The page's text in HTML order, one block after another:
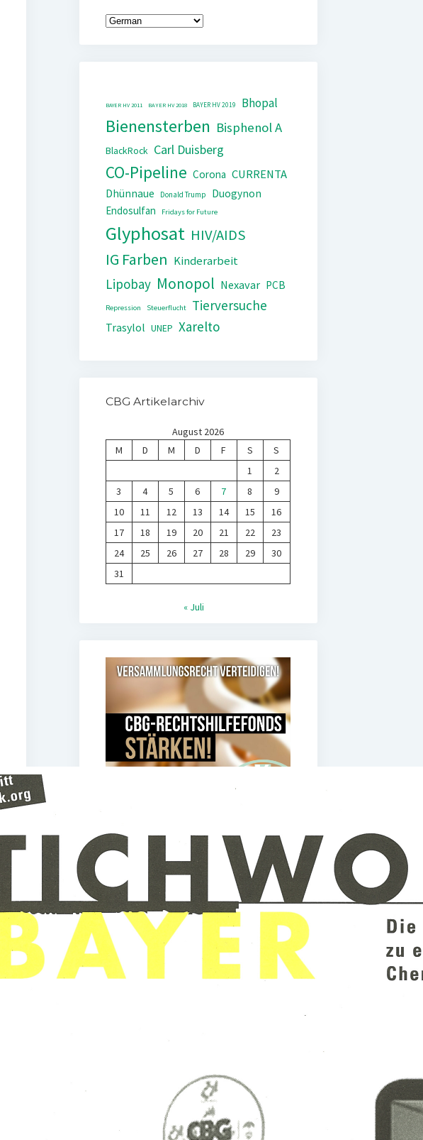
BAYER HV 2011 BAYER HV 2018 BAYER HV 2019 Bhopal
Bienensterben Bisphenol A
BlackRock Carl Duisberg
CO-Pipeline Corona CURRENTA
Dhünnaue Donald Trump
Duogynon
Endosulfan
Fridays for Future
Glyphosat HIV/AIDS
IG Farben Kinderarbeit
Lipobay Monopol Nexavar PCB
Repression Steuerflucht Tierversuche
Trasylol UNEP Xarelto
CBG Artikelarchiv
August 2026
M
D M D F S
S
1
2
3
4 5 6 7 8
9
10
11 12 13 14 15
16
17
18 19 20 21 22
23
24
25 26 27 28 29
30
31
« Juli